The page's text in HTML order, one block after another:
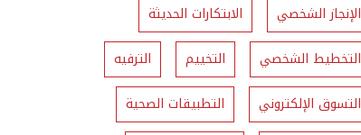
الإنجاز الشخصي
الابتكارات الحديثة
التخطيط الشخصي
التخييم
الترفيه
التسوق الإلكتروني
التطبيقات الصحية